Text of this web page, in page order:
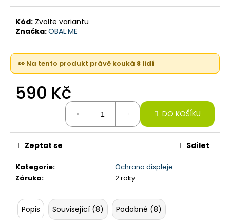
Kód: Zvolte variantu
Značka:OBAL:ME
👀 Na tento produkt právě kouká 8 lidí
590 Kč
DO KOŠÍKU
Kategorie:
Ochrana displeje
Záruka: 2 roky
Zeptat se Sdílet
Popis Související (8) Podobné (8)
p
o
r
u
č
16
PRO,
128GB,
TITAN
(STAV
A-)